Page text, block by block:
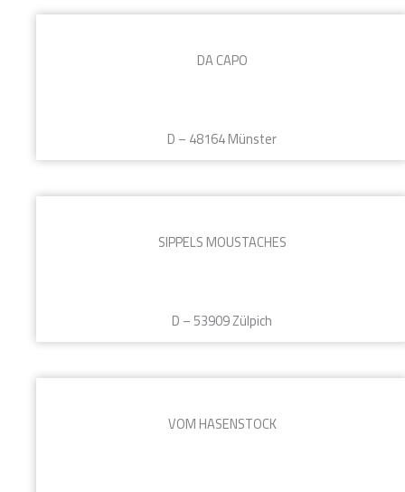
DA CAPO
D – 48164 Münster
SIPPELS MOUSTACHES
D – 53909 Zülpich
VOM HASENSTOCK